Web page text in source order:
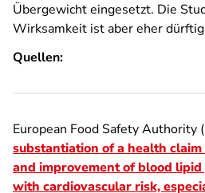
Übergewicht eingesetzt. Die
Wirksamkeit ist aber eher
Quellen:
European Food Safety Authority
substantiation of a health
and improvement of blood
with cardiovascular risk,